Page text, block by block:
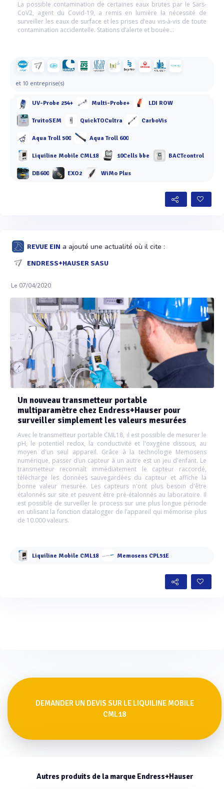
La possible contamination de certaines eaux brutes par le Sars-
CoV2, agent du Covid-19, a remis en lumière la nécessité de
surveiller les eaux de surface et les prises d’eau vis-à-vis de toute
contamination accidentelle. Stations d’alerte et bouée...
et 10 entreprise(s)
UV-Probe 254+ Multi-Probe+ LDI ROW
TruitoSEM QuickTOCultra CarboVis
Aqua Troll 500 Aqua Troll 600
Liquiline Mobile CML18 10Cells bbe BACTcontrol
DB600 EXO2 WiMo Plus
REVUE EIN a ajouté une actualité où il cite :
ENDRESS+HAUSER SASU
Le 07/04/2020
Un nouveau transmetteur portable
multiparamètre chez Endress+Hauser pour
surveiller simplement les valeurs mesurées
Avec le transmetteur portable CML18, il est possible de mesurer le
pH, le potentiel redox, la conductivité et l'oxygène dissous, au
moyen d'un seul appareil. Grâce à la technologie Memosens
numérique, passer d’un capteur à un autre est un jeu d'enfant. Le
transmetteur reconnaît immédiatement le capteur raccordé,
télécharge les données sauvegardées du capteur et affiche la
bonne valeur mesurée. Les capteurs n'ont plus besoin d'être
étalonnés sur site et peuvent être pré-étalonnés au laboratoire. Il
est possible de surveiller le process sur une plus longue période
en utilisant la fonction datalogger de l’appareil qui mémorise plus
de 10.000 valeurs.
Liquiline Mobile CML18 Memosens CPL51E
DEMANDER UN DEVIS SUR LE LIQUILINE MOBILE
CML18
Autres produits de la marque Endress+Hauser